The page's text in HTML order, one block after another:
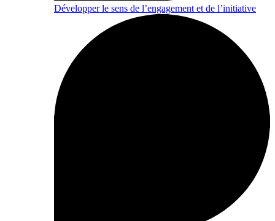
Développer le sens de l’engagement et de l’initiative